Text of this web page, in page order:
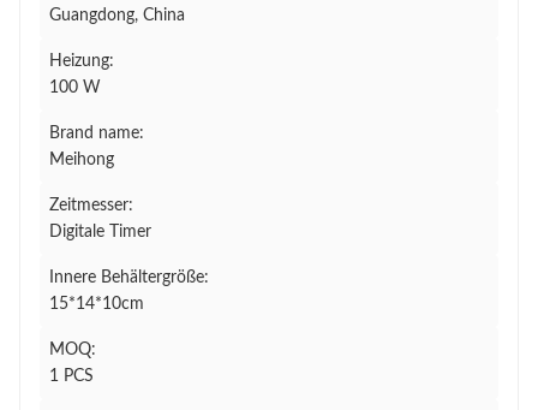
Guangdong, China
Heizung:
100 W
Brand name:
Meihong
Zeitmesser:
Digitale Timer
Innere Behältergröße:
15*14*10cm
MOQ:
1 PCS